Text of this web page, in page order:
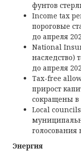
фунтов
Income tax
пороговые
до апреля
National
наследство)
до апреля
Tax-free
прирост
сокращены в
Local
голосования
Энергия